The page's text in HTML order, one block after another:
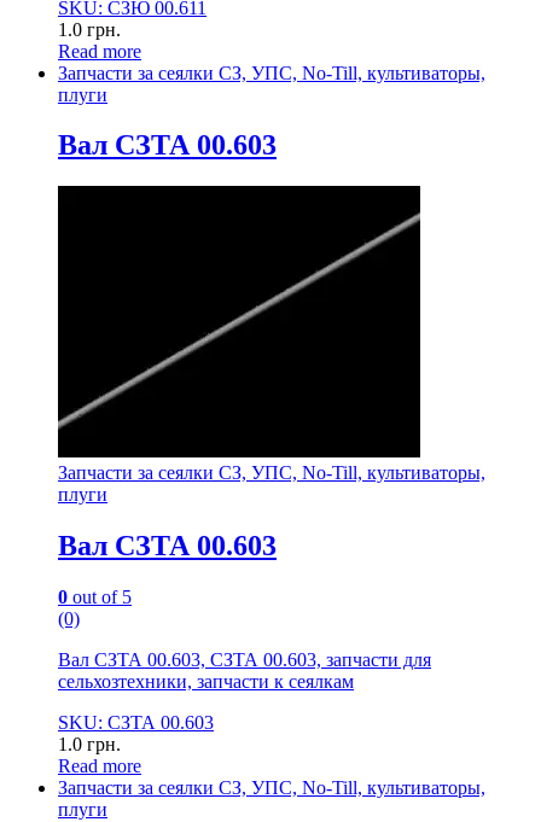
SKU: СЗЮ 00.611
1.0 грн.
Read more
Запчасти за сеялки СЗ, УПС, No-Till, культиваторы,
плуги
Вал СЗТА 00.603
Запчасти за сеялки СЗ, УПС, No-Till, культиваторы,
плуги
Вал СЗТА 00.603
0 out of 5
(0)
Вал СЗТА 00.603, СЗТА 00.603, запчасти для
сельхозтехники, запчасти к сеялкам
SKU: СЗТА 00.603
1.0 грн.
Read more
Запчасти за сеялки СЗ, УПС, No-Till, культиваторы,
плуги